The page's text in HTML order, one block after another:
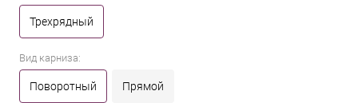
Трехрядный
Вид карниза:
Поворотный Прямой